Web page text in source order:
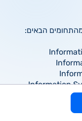
הבאים:
Information